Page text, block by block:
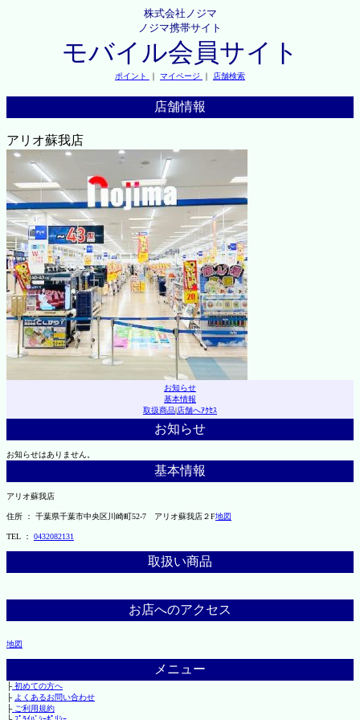
株式会社ノジマ
ノジマ携帯サイト
モバイル会員サイト
ポイント ｜ マイページ ｜ 店舗検索
店舗情報
アリオ蘇我店
お知らせ
基本情報
取扱商品|店舗へｱｸｾｽ
お知らせ
お知らせはありません。
基本情報
アリオ蘇我店
住所 ： 千葉県千葉市中央区川崎町52-7 アリオ蘇我店２F地図
TEL ： 0432082131
取扱い商品
お店へのアクセス
地図
メニュー
├初めての方へ
├ よくあるお問い合わせ
├ご利用規約